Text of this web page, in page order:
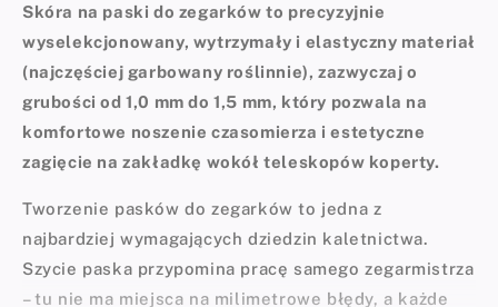
Skóra na paski do zegarków to precyzyjnie
wyselekcjonowany, wytrzymały i elastyczny materiał
(najczęściej garbowany roślinnie), zazwyczaj o
grubości od 1,0 mm do 1,5 mm, który pozwala na
komfortowe noszenie czasomierza i estetyczne
zagięcie na zakładkę wokół teleskopów koperty.
Tworzenie pasków do zegarków to jedna z
najbardziej wymagających dziedzin kaletnictwa.
Szycie paska przypomina pracę samego zegarmistrza
– tu nie ma miejsca na milimetrowe błędy, a każde